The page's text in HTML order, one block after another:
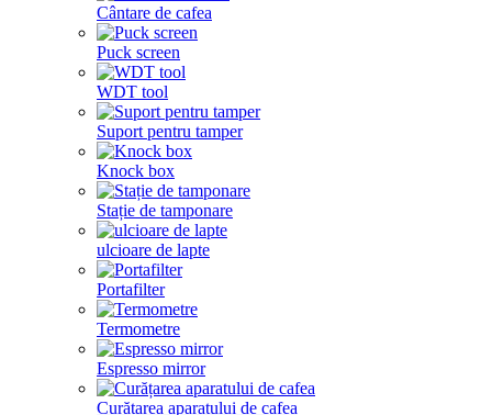
Cântare de cafea
Puck screen
WDT tool
Suport pentru tamper
Knock box
Stație de tamponare
ulcioare de lapte
Portafilter
Termometre
Espresso mirror
Curățarea aparatului de cafea